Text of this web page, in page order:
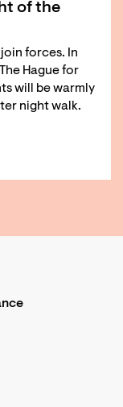
of the
forces. In
Hague for
will be warmly
night walk.